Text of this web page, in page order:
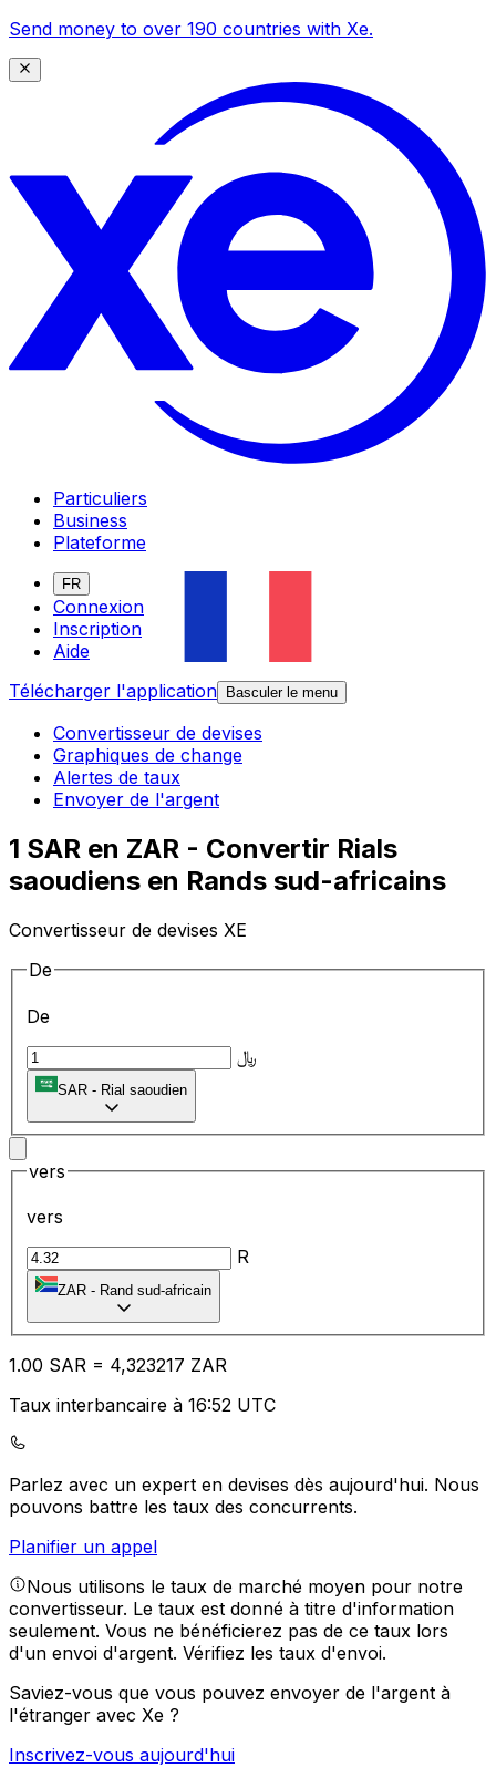
Send money to over 190 countries with Xe.
Particuliers
Business
Plateforme
FR
Connexion
Inscription
Aide
Télécharger l'application
Basculer le menu
Convertisseur de devises
Graphiques de change
Alertes de taux
Envoyer de l'argent
1 SAR en ZAR - Convertir Rials
saoudiens en Rands sud-africains
Convertisseur de devises XE
De
De
﷼
SAR - Rial saoudien
vers
vers
R
ZAR - Rand sud-africain
1.00 SAR = 4,323217 ZAR
Taux interbancaire à 16:52 UTC
Parlez avec un expert en devises dès aujourd'hui. Nous
pouvons battre les taux des concurrents.
Planifier un appel
Nous utilisons le taux de marché moyen pour notre
convertisseur. Le taux est donné à titre d'information
seulement. Vous ne bénéficierez pas de ce taux lors
d'un envoi d'argent. Vérifiez les taux d'envoi.
Saviez-vous que vous pouvez envoyer de l'argent à
l'étranger avec Xe ?
Inscrivez-vous aujourd'hui